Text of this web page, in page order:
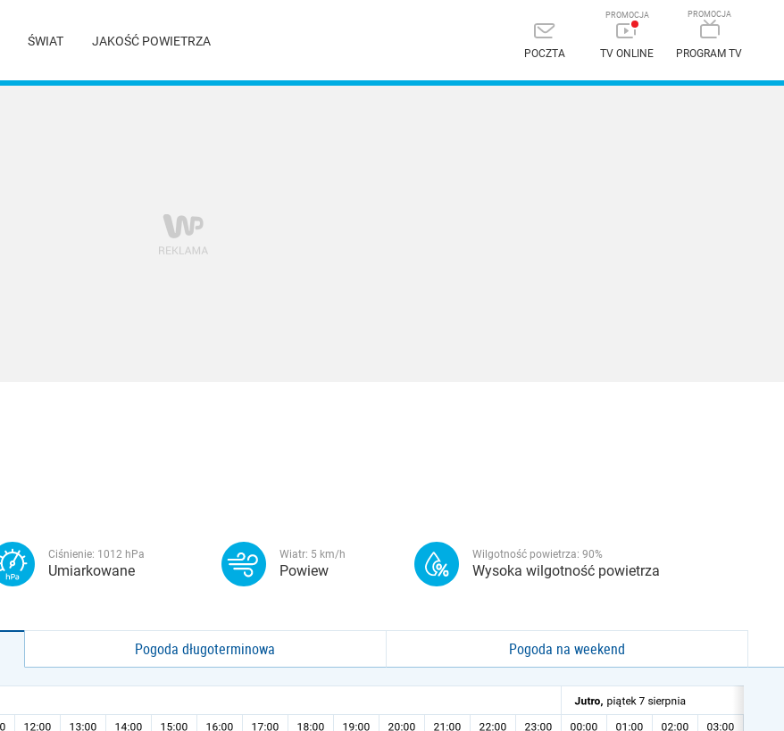
ŚWIAT JAKOŚĆ POWIETRZA
POCZTA TV ONLINE PROGRAM TV
Ciśnienie: 1012 hPa
Umiarkowane
Wiatr: 5 km/h
Powiew
Wilgotność powietrza: 90%
Wysoka wilgotność powietrza
Pogoda długoterminowa Pogoda na weekend